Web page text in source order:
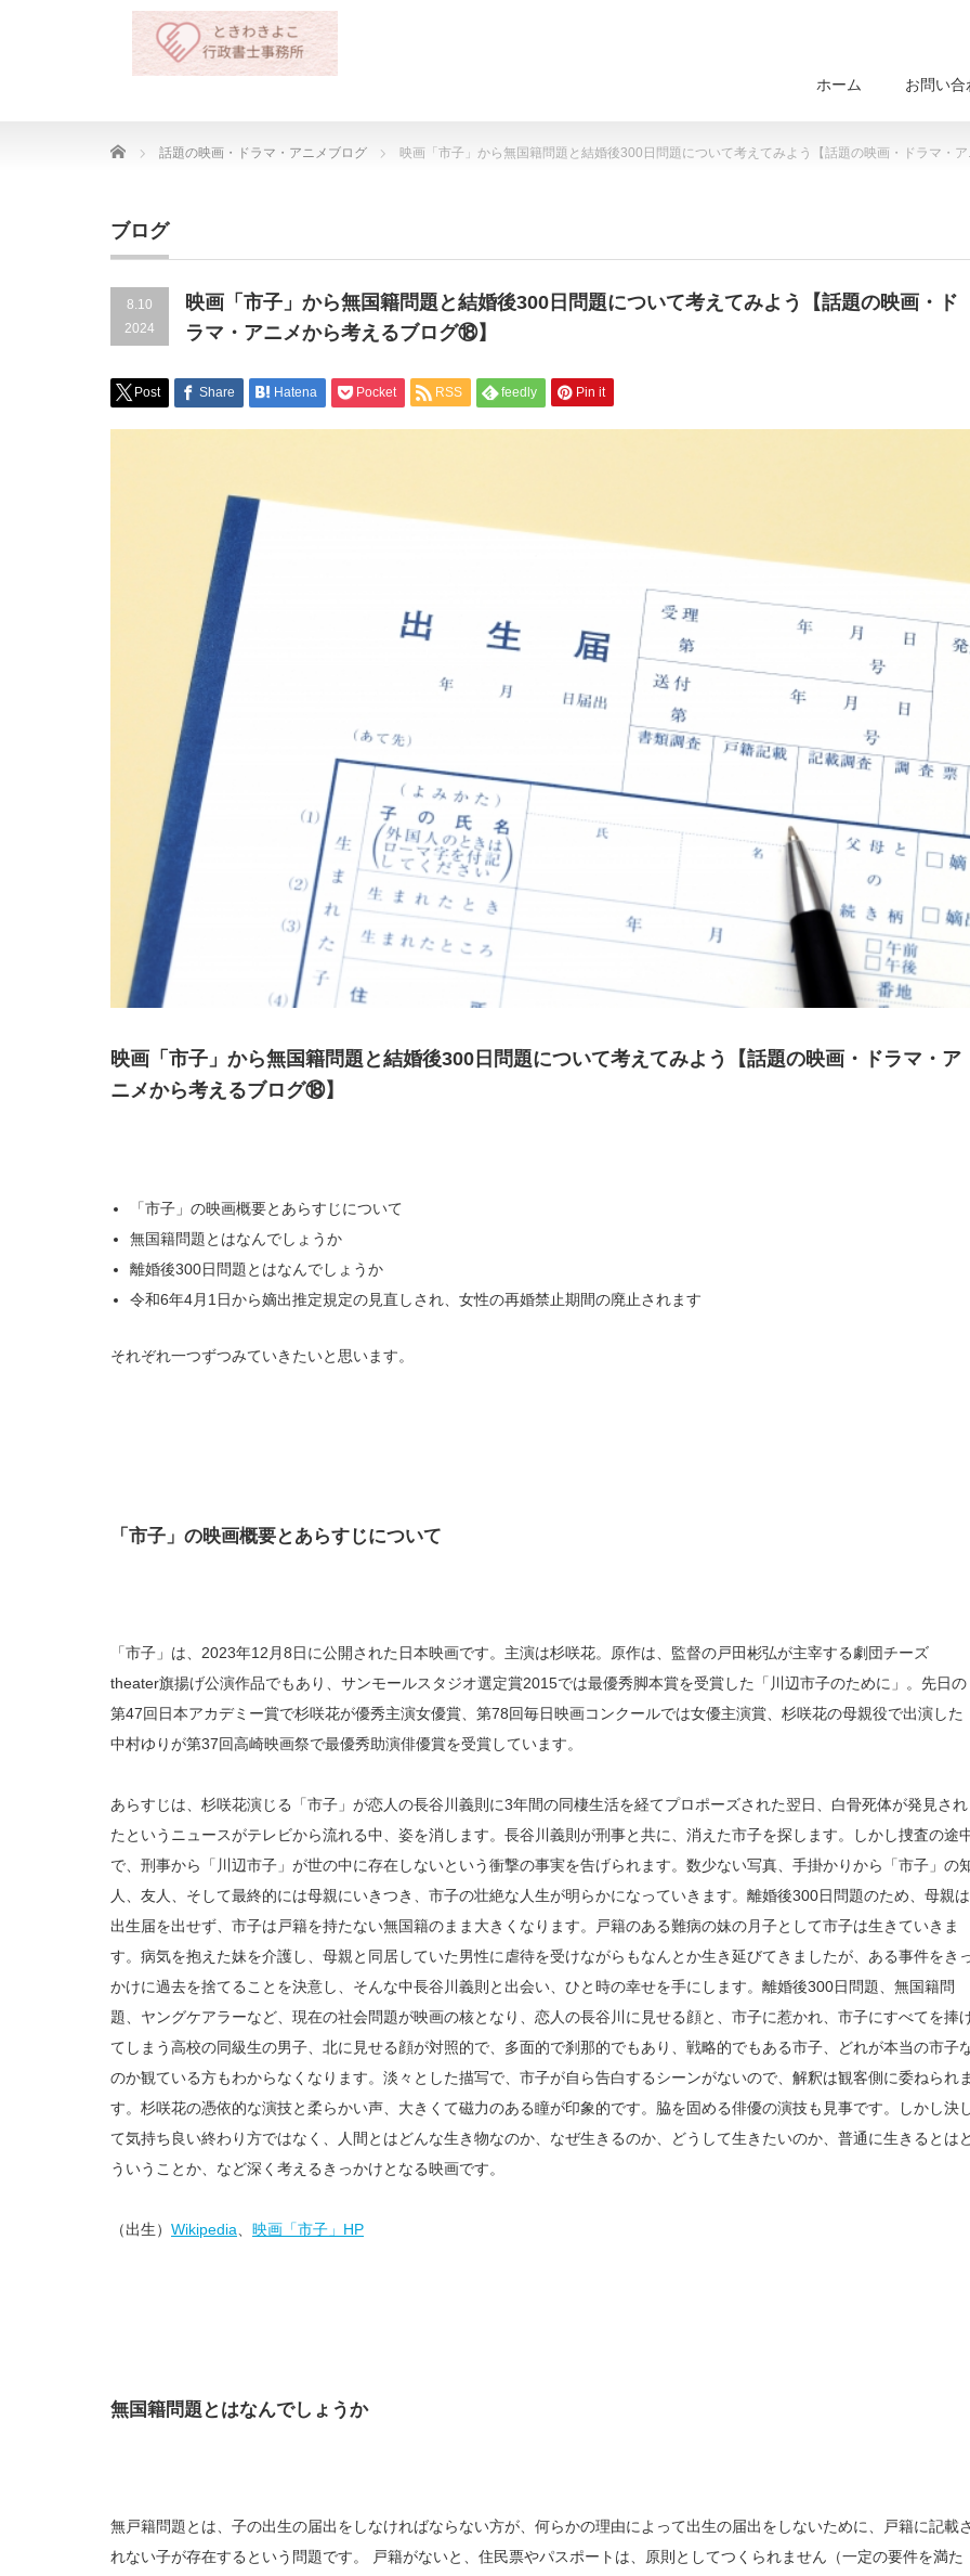
ホーム お問い合
Home 話題の映画・ドラマ・アニメブログ 映画「市子」から無国籍問題と結婚後300日問題について考えてみよう【話題の映画・ドラマ・
ブログ
8.10
2024
映画「市子」から無国籍問題と結婚後300日問題について考えてみよう【話題の映画・ド
ラマ・アニメから考えるブログ⑱】
Post Share Hatena Pocket RSS feedly Pin it
映画「市子」から無国籍問題と結婚後300日問題について考えてみよう【話題の映画・ドラマ・ア
ニメから考えるブログ⑱】
「市子」の映画概要とあらすじについて
無国籍問題とはなんでしょうか
離婚後300日問題とはなんでしょうか
令和6年4月1日から嫡出推定規定の見直しされ、女性の再婚禁止期間の廃止されます
それぞれ一つずつみていきたいと思います。
「市子」の映画概要とあらすじについて
「市子」は、2023年12月8日に公開された日本映画です。主演は杉咲花。原作は、監督の戸田彬弘が主宰する劇団チーズ
theater旗揚げ公演作品でもあり、サンモールスタジオ選定賞2015では最優秀脚本賞を受賞した「川辺市⼦のために」。先日の
第47回日本アカデミー賞で杉咲花が優秀主演女優賞、第78回毎日映画コンクールでは女優主演賞、杉咲花の母親役で出演した
中村ゆりが第37回高崎映画祭で最優秀助演俳優賞を受賞しています。
あらすじは、杉咲花演じる「市子」が恋人の長谷川義則に3年間の同棲生活を経てプロポーズされた翌日、白骨死体が発見され
たというニュースがテレビから流れる中、姿を消します。長谷川義則が刑事と共に、消えた市子を探します。しかし捜査の途
で、刑事から「川辺市子」が世の中に存在しないという衝撃の事実を告げられます。数少ない写真、手掛かりから「市子」の
人、友人、そして最終的には母親にいきつき、市子の壮絶な人生が明らかになっていきます。離婚後300日問題のため、母親は
出生届を出せず、市子は戸籍を持たない無国籍のまま大きくなります。戸籍のある難病の妹の月子として市子は生きていきま
す。病気を抱えた妹を介護し、母親と同居していた男性に虐待を受けながらもなんとか生き延びてきましたが、ある事件をき
かけに過去を捨てることを決意し、そんな中長谷川義則と出会い、ひと時の幸せを手にします。離婚後300日問題、無国籍問
題、ヤングケアラーなど、現在の社会問題が映画の核となり、恋人の長谷川に見せる顔と、市子に惹かれ、市子にすべてを捧
てしまう高校の同級生の男子、北に見せる顔が対照的で、多面的で刹那的でもあり、戦略的でもある市子、どれが本当の市子
のか観ている方もわからなくなります。淡々とした描写で、市子が自ら告白するシーンがないので、解釈は観客側に委ねられま
す。杉咲花の憑依的な演技と柔らかい声、大きくて磁力のある瞳が印象的です。脇を固める俳優の演技も見事です。しかし決
て気持ち良い終わり方ではなく、人間とはどんな生き物なのか、なぜ生きるのか、どうして生きたいのか、普通に生きるとは
ういうことか、など深く考えるきっかけとなる映画です。
（出生） Wikipedia 映画「市子」HP
無国籍問題とはなんでしょうか
無戸籍問題とは、子の出生の届出をしなければならない方が、何らかの理由によって出生の届出をしないために、戸籍に記載さ
れない子が存在するという問題です。 戸籍がないと、住民票やパスポートは、原則としてつくられません（一定の要件を満た